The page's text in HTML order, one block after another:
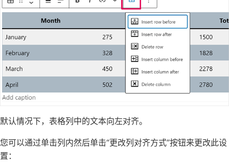
默认情况下，表格列中的文本向左对齐。
您可以通过单击列内然后单击“更改列对齐方式”按钮来更改此设
置：